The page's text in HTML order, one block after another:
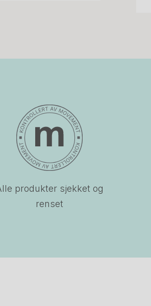
produkter sjekket og
renset